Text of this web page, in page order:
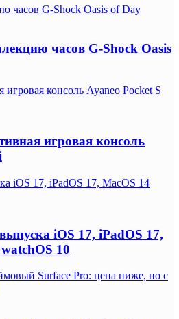
часов G-Shock Oasis of Day
часов G-Shock Oasis
игровая консоль Ayaneo Pocket S
игровая консоль
iOS 17, iPadOS 17, MacOS 14
iOS 17, iPadOS 17,
10
Surface Pro: цена ниже, но с